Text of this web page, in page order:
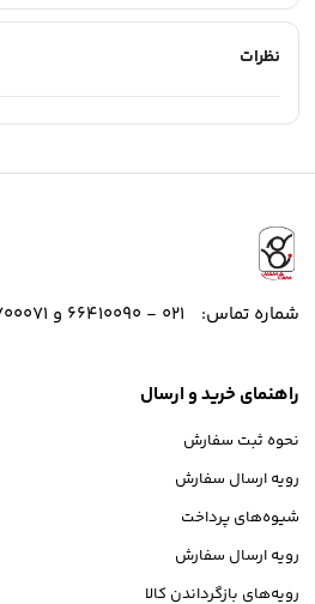
نظرات
شماره تماس: 021 - 66410090 و 66700071
راهنمای خرید و ارسال
نحوه ثبت سفارش
رویه ارسال سفارش
شیوه‌های پرداخت
رویه ارسال سفارش
رویه‌های بازگرداندن کالا